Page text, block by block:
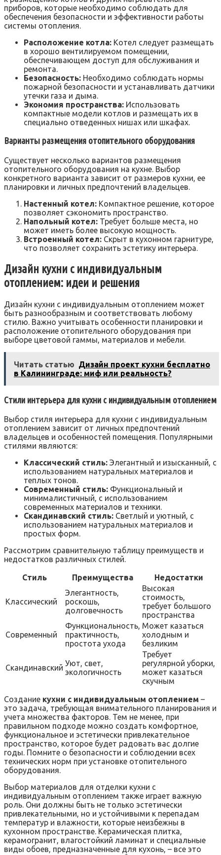
приборов, которые необходимо соблюдать для
обеспечения безопасности и эффективности работы
системы отопления.
Расположение котла: Котел следует размещать
в хорошо вентилируемом помещении,
обеспечивающем доступ для обслуживания и
ремонта.
Безопасность: Необходимо соблюдать нормы
пожарной безопасности и устанавливать датчики
утечки газа и дыма.
Экономия пространства: Использовать
компактные модели котлов и размещать их в
специально отведенных нишах или шкафах.
Варианты размещения отопительного оборудования
Существует несколько вариантов размещения
отопительного оборудования на кухне. Выбор
конкретного варианта зависит от размеров кухни, ее
планировки и личных предпочтений владельцев.
Настенный котел: Компактное решение, которое
позволяет сэкономить пространство.
Напольный котел: Требует больше места, но
может иметь более высокую мощность.
Встроенный котел: Скрыт в кухонном гарнитуре,
что позволяет сохранить эстетику интерьера.
Дизайн кухни с индивидуальным
отоплением: идеи и решения
Дизайн кухни с индивидуальным отоплением может
быть разнообразным и соответствовать любому
стилю. Важно учитывать особенности планировки и
расположение отопительного оборудования при
выборе цветовой гаммы, материалов и мебели.
Читать статью Дизайн проект кухни бесплатно
в Калининграде: миф или реальность?
Стили интерьера для кухни с индивидуальным отоплением
Выбор стиля интерьера для кухни с индивидуальным
отоплением зависит от личных предпочтений
владельцев и особенностей помещения. Популярными
стилями являются:
Классический стиль: Элегантный и изысканный, с
использованием натуральных материалов и
теплых тонов.
Современный стиль: Функциональный и
минималистичный, с использованием
современных материалов и техники.
Скандинавский стиль: Светлый и уютный, с
использованием натуральных материалов и
простых форм.
Рассмотрим сравнительную таблицу преимуществ и
недостатков различных стилей.
Стиль Преимущества Недостатки
Классический
Элегантность,
роскошь,
долговечность
Высокая
стоимость,
требует большого
пространства
Современный
Функциональность,
практичность,
простота ухода
Может казаться
холодным и
безликим
Скандинавский Уют, свет,
экологичность
Требует
регулярной уборки,
может казаться
скучным
Создание кухни с индивидуальным отоплением –
это задача, требующая внимательного планирования и
учета множества факторов. Тем не менее, при
правильном подходе можно создать комфортное,
функциональное и эстетически привлекательное
пространство, которое будет радовать вас долгие
годы. Помните о безопасности и соблюдении всех
технических норм при установке отопительного
оборудования.
Выбор материалов для отделки кухни с
индивидуальным отоплением также играет важную
роль. Они должны быть не только эстетически
привлекательными, но и устойчивыми к перепадам
температур и влажности, которые неизбежны в
кухонном пространстве. Керамическая плитка,
керамогранит, влагостойкий ламинат и специальные
виды обоев, предназначенные для кухонь, – все это